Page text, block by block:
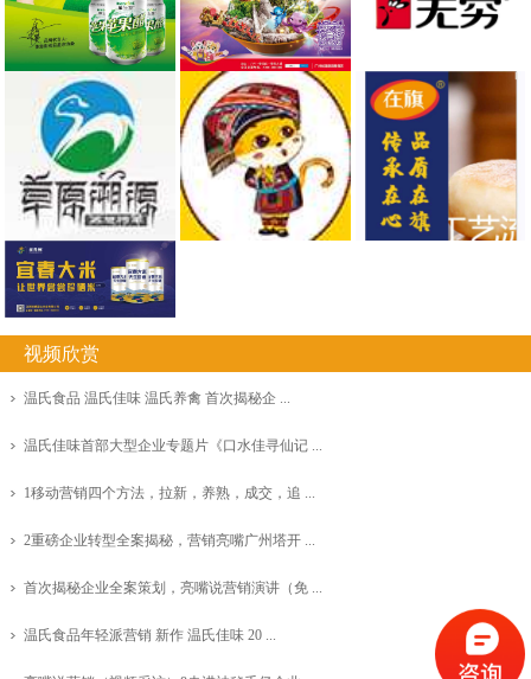
视频欣赏
温氏食品 温氏佳味 温氏养禽 首次揭秘企 ...
温氏佳味首部大型企业专题片《口水佳寻仙记 ...
1移动营销四个方法，拉新，养熟，成交，追 ...
2重磅企业转型全案揭秘，营销亮嘴广州塔开 ...
首次揭秘企业全案策划，亮嘴说营销演讲（免 ...
温氏食品年轻派营销 新作 温氏佳味 20 ...